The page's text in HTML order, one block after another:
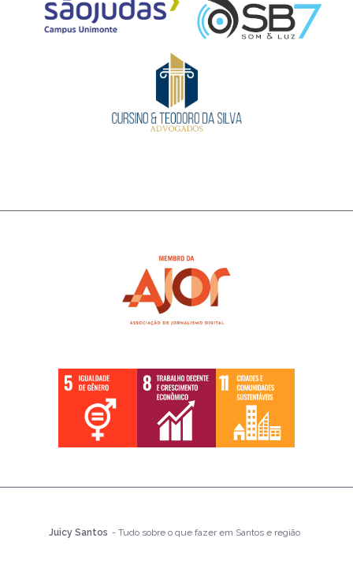
Juicy Santos - Tudo sobre o que fazer em Santos e região